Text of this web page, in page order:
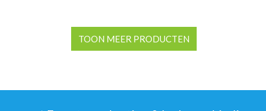
TOON MEER PRODUCTEN